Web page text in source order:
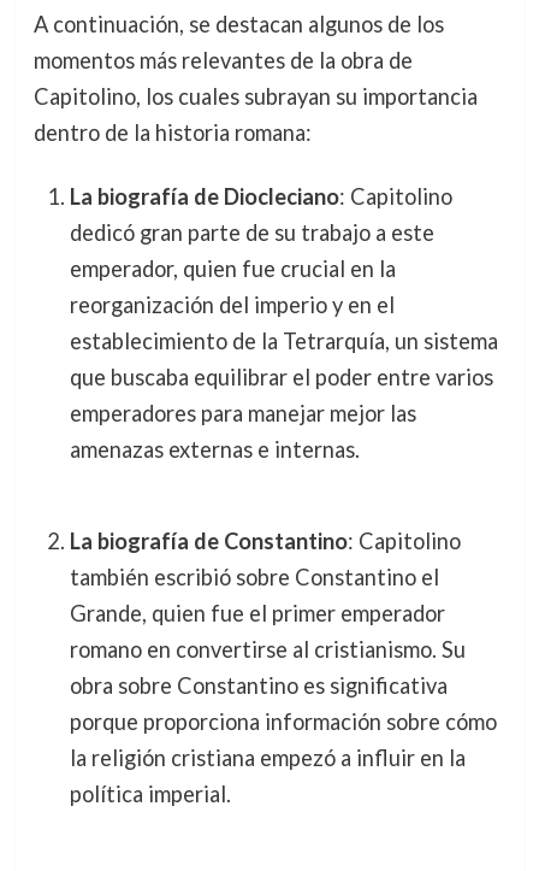
A continuación, se destacan algunos de los
momentos más relevantes de la obra de
Capitolino, los cuales subrayan su importancia
dentro de la historia romana:
La biografía de Diocleciano: Capitolino
dedicó gran parte de su trabajo a este
emperador, quien fue crucial en la
reorganización del imperio y en el
establecimiento de la Tetrarquía, un sistema
que buscaba equilibrar el poder entre varios
emperadores para manejar mejor las
amenazas externas e internas.
La biografía de Constantino: Capitolino
también escribió sobre Constantino el
Grande, quien fue el primer emperador
romano en convertirse al cristianismo. Su
obra sobre Constantino es significativa
porque proporciona información sobre cómo
la religión cristiana empezó a influir en la
política imperial.